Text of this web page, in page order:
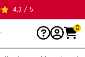
4,3 / 5
0